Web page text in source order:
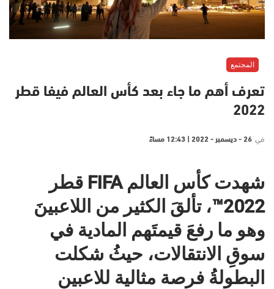
المجتمع
تعرف أهم ما جاء بعد كأس العالم فيفا قطر
2022
في 26 - ديسمبر - 2022 | 12:43 مساءً
شهدت كأس العالم FIFA قطر
2022™، تألقَ الكثير من اللاعبينَ
وهو ما رفعَ قيمتَهم المادية في
سوقِ الانتقالات، حيثُ شكلت
البطولةُ فرصة مثالية للاعبين